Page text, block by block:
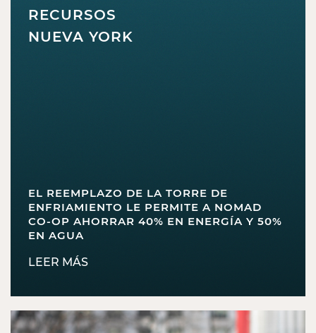
RECURSOS
NUEVA YORK
EL REEMPLAZO DE LA TORRE DE
ENFRIAMIENTO LE PERMITE A NOMAD
CO-OP AHORRAR 40% EN ENERGÍA Y 50%
EN AGUA
LEER MÁS